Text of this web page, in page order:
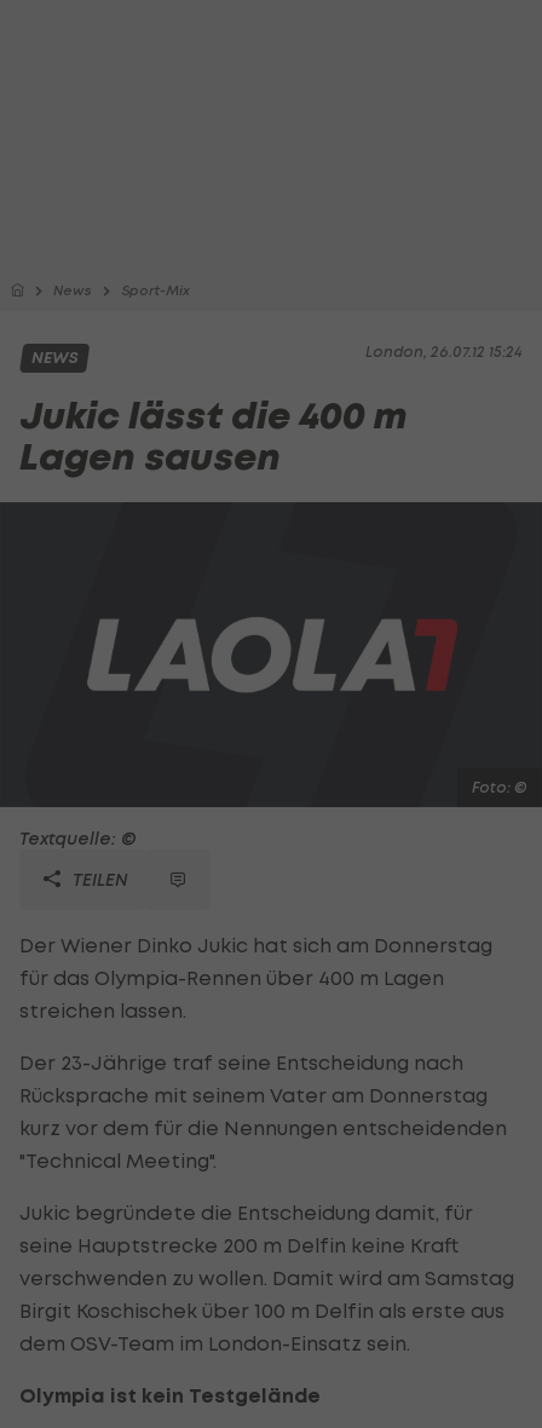
News Sport-Mix
London, 26.07.12 15:24
NEWS
Jukic lässt die 400 m
Lagen sausen
Foto: ©
Textquelle: ©
TEILEN
Der Wiener Dinko Jukic hat sich am Donnerstag
für das Olympia-Rennen über 400 m Lagen
streichen lassen.
Der 23-Jährige traf seine Entscheidung nach
Rücksprache mit seinem Vater am Donnerstag
kurz vor dem für die Nennungen entscheidenden
"Technical Meeting".
Jukic begründete die Entscheidung damit, für
seine Hauptstrecke 200 m Delfin keine Kraft
verschwenden zu wollen. Damit wird am Samstag
Birgit Koschischek über 100 m Delfin als erste aus
dem OSV-Team im London-Einsatz sein.
Olympia ist kein Testgelände